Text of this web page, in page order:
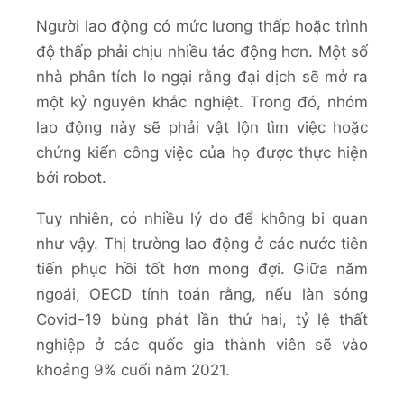
Người lao động có mức lương thấp hoặc trình
độ thấp phải chịu nhiều tác động hơn. Một số
nhà phân tích lo ngại rằng đại dịch sẽ mở ra
một kỷ nguyên khắc nghiệt. Trong đó, nhóm
lao động này sẽ phải vật lộn tìm việc hoặc
chứng kiến công việc của họ được thực hiện
bởi robot.
Tuy nhiên, có nhiều lý do để không bi quan
như vậy. Thị trường lao động ở các nước tiên
tiến phục hồi tốt hơn mong đợi. Giữa năm
ngoái, OECD tính toán rằng, nếu làn sóng
Covid-19 bùng phát lần thứ hai, tỷ lệ thất
nghiệp ở các quốc gia thành viên sẽ vào
khoảng 9% cuối năm 2021.